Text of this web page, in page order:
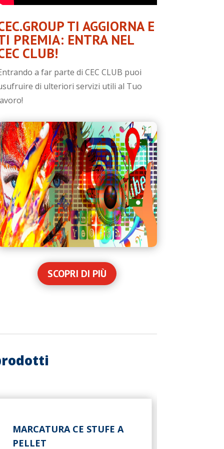
TI AGGIORNA E
PREMIA: ENTRA NEL
CLUB!
a far parte di CEC CLUB puoi
di ulteriori servizi utili al Tuo
SCOPRI DI PIÙ
MARCATURA CE STUFE A
PELLET